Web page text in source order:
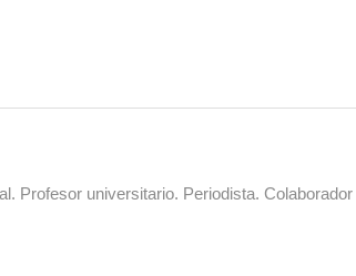
Profesor universitario. Periodista.